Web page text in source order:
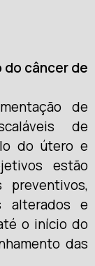
do câncer de
de
de
do útero e
estão
alterados e
o início do
das